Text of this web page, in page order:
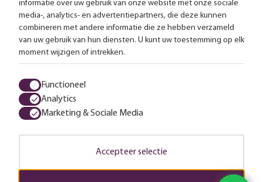
Meer dan 25.000 lampen op voorraad
4.57 uit 2853 reviews
Algemene voorwaarden
informatie over uw gebruik van onze website met onze sociale
media-, analytics- en advertentiepartners, die deze kunnen
combineren met andere informatie die ze hebben verzameld
van uw gebruik van hun diensten. U kunt uw toestemming op elk
moment wijzigen of intrekken.
Functioneel
Analytics
Marketing & Sociale Media
Accepteer selectie